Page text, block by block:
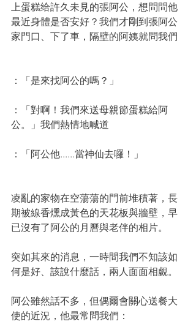
上蛋糕给許久未見的張阿公，想問問他
最近身體是否安好？我們才剛到張阿公
家門口、下了車，隔壁的阿姨就問我們
：「是來找阿公的嗎？」
：「對啊！我們來送母親節蛋糕給阿
公。」 我們熱情地喊道
：「阿公他......當神仙去囉！」
凌亂的家物在空蕩蕩的門前堆積著，長
期被線香燻成黃色的天花板與牆壁，早
已沒有了阿公的月曆與老伴的相片。
突如其來的消息，一時間我們不知該如
何是好、該說什麼話，兩人面面相覷。
阿公雖然話不多，但偶爾會關心送餐大
使的近況，他最常問我們：